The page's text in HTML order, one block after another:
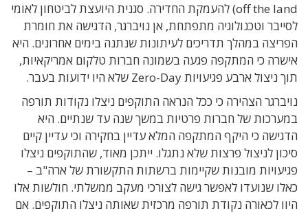
off the land) להעמקת החדירה.
סגנית היועצת לביטחון לאומי
לסייבר וטכנולוגיה מתפתחת, אן נויברגר, הדגישה את חומרת
הפריצה במהלך תדריכים לעיתונות שנתנה בימים אחרונים. היא
אישרה כי המתקפה פגעה בשמונה חברות טלקום אמריקאיות,
תוך ניצול ארבע פגיעויות Zero-Day שלא היו ידועות בעבר.
נויברגר הצהירה כי ככל הנראה התוקפים ניצלו נקודות תורפה
במערכות של חברות פרטיות במשך שנה עד שנתיים. היא
הדגישה כי היקף המתקפה המלא עדיין בחקירה וכי עדיין קיים
סיכון לניצול פרצות שלא נתגלו. ייתכן מאוד, שהתוקפים ניצלו
פגיעויות מובנות שקיימות ברשתות התקשורת של ארה"ב –
כאלו שנועדו לאפשר גישה לצורכי מעקב ממשלתי. חולשות אלו
היוו לכאורה נקודת תורפה מרכזית שאותה ניצלו התוקפים. אם